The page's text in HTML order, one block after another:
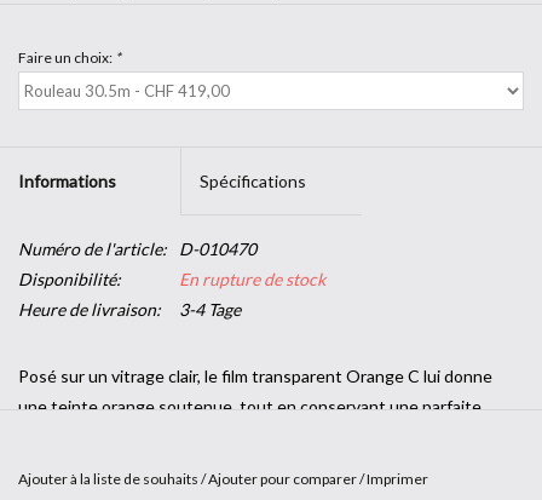
Faire un choix: *
Informations Spécifications
Numéro de l'article:
D-010470
Disponibilité:
En rupture de stock
Heure de livraison:
3-4 Tage
Posé sur un vitrage clair, le film transparent Orange C lui donne
une teinte orange soutenue, tout en conservant une parfaite
Ajouter à la liste de souhaits /Ajouter pour comparer/Imprimer